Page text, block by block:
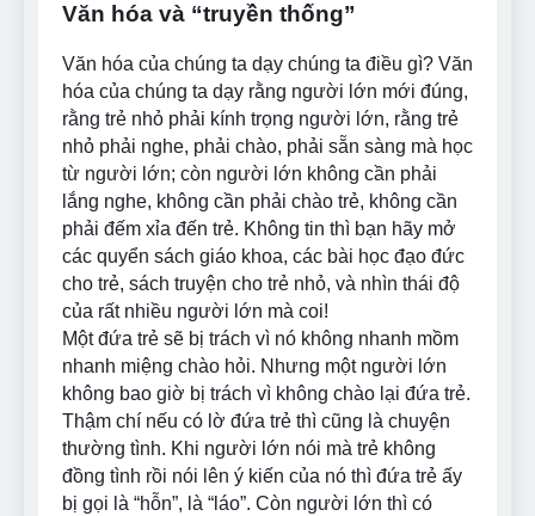
Văn hóa và “truyền thống”
Văn hóa của chúng ta dạy chúng ta điều gì? Văn
hóa của chúng ta dạy rằng người lớn mới đúng,
rằng trẻ nhỏ phải kính trọng người lớn, rằng trẻ
nhỏ phải nghe, phải chào, phải sẵn sàng mà học
từ người lớn; còn người lớn không cần phải
lắng nghe, không cần phải chào trẻ, không cần
phải đếm xỉa đến trẻ. Không tin thì bạn hãy mở
các quyển sách giáo khoa, các bài học đạo đức
cho trẻ, sách truyện cho trẻ nhỏ, và nhìn thái độ
của rất nhiều người lớn mà coi!
Một đứa trẻ sẽ bị trách vì nó không nhanh mồm
nhanh miệng chào hỏi. Nhưng một người lớn
không bao giờ bị trách vì không chào lại đứa trẻ.
Thậm chí nếu có lờ đứa trẻ thì cũng là chuyện
thường tình. Khi người lớn nói mà trẻ không
đồng tình rồi nói lên ý kiến của nó thì đứa trẻ ấy
bị gọi là “hỗn”, là “láo”. Còn người lớn thì có